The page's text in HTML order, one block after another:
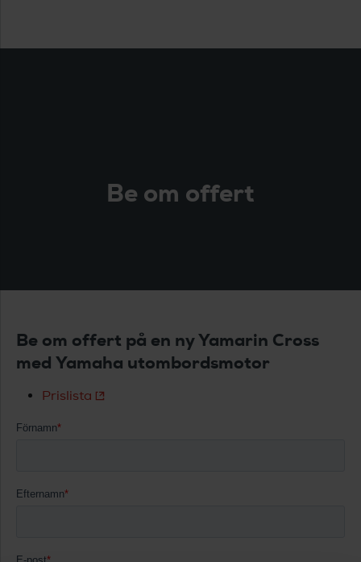
Be om offert
Be om offert på en ny Yamarin Cross
med Yamaha utombordsmotor
Prislista